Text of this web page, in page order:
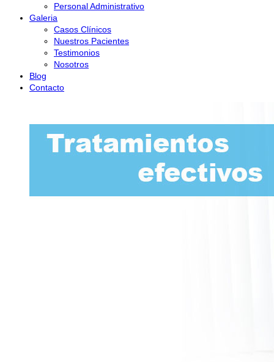
Personal Administrativo
Galeria
Casos Clínicos
Nuestros Pacientes
Testimonios
Nosotros
Blog
Contacto